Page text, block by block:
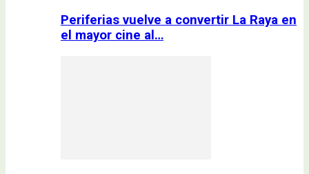
Periferias vuelve a convertir La Raya en
el mayor cine al…